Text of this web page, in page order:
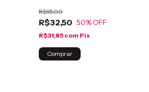
R$32,50
R$65,00
50% OFF
R$31,85 com Pix
Comprar